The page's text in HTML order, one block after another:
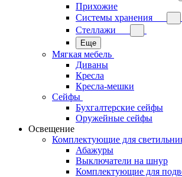
Прихожие
Системы хранения
Стеллажи
Еще
Мягкая мебель
Диваны
Кресла
Кресла-мешки
Сейфы
Бухгалтерские сейфы
Оружейные сейфы
Освещение
Комплектующие для
Абажуры
Выключатели на шнур
Комплектующие для